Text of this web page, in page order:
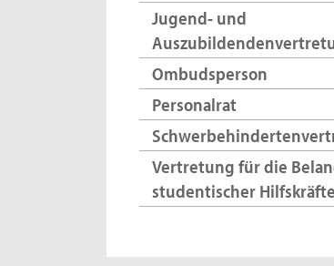
Jugend- und
Ombudsperson
Personalrat
Vertretung für die
studentischer Hilfskräfte